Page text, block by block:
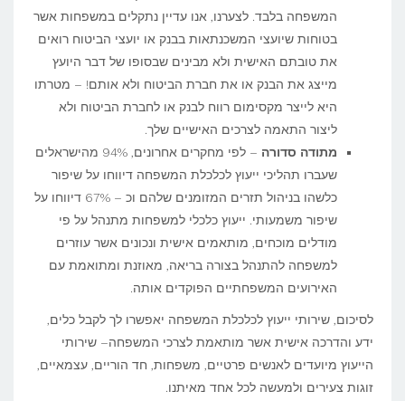
המשפחה בלבד. לצערנו, אנו עדיין נתקלים במשפחות אשר
בטוחות שיועצי המשכנתאות בבנק או יועצי הביטוח רואים
את טובתם האישית ולא מבינים שבסופו של דבר היועץ
מייצג את הבנק או את חברת הביטוח ולא אותם! – מטרתו
היא לייצר מקסימום רווח לבנק או לחברת הביטוח ולא
ליצור התאמה לצרכים האישיים שלך.
מתודה סדורה
– לפי מחקרים אחרונים, 94% מהישראלים
שעברו תהליכי ייעוץ לכלכלת המשפחה דיווחו על שיפור
כלשהו בניהול תזרים המזומנים שלהם וכ – 67% דיווחו על
שיפור משמעותי. ייעוץ כלכלי למשפחות מתנהל על פי
מודלים מוכחים, מותאמים אישית ונכונים אשר עוזרים
למשפחה להתנהל בצורה בריאה, מאוזנת ומתואמת עם
האירועים המשפחתיים הפוקדים אותה.
לסיכום, שירותי ייעוץ לכלכלת המשפחה יאפשרו לך לקבל כלים,
ידע והדרכה אישית אשר מותאמת לצרכי המשפחה– שירותי
הייעוץ מיועדים לאנשים פרטיים, משפחות, חד הוריים, עצמאיים,
זוגות צעירים ולמעשה לכל אחד מאיתנו.